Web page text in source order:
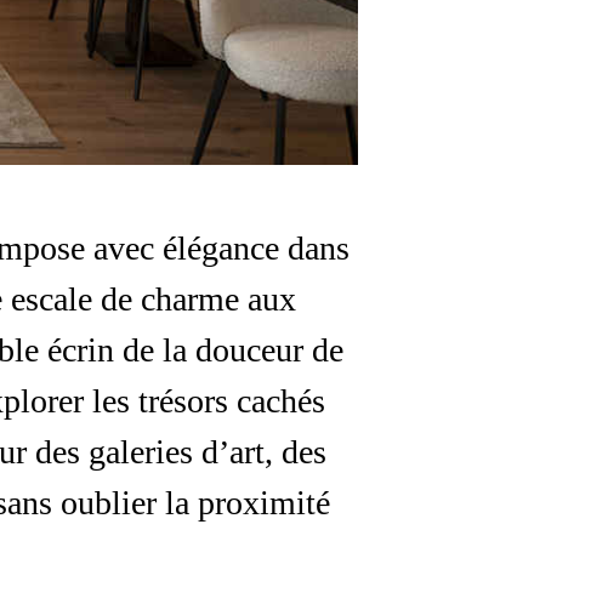
avec élégance dans
de charme aux
écrin de la douceur de
les trésors cachés
des galeries d’art, des
oublier la proximité